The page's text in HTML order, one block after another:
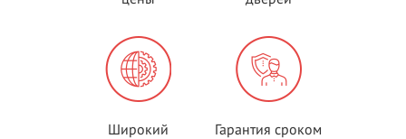
Широкий
Гарантия сроком